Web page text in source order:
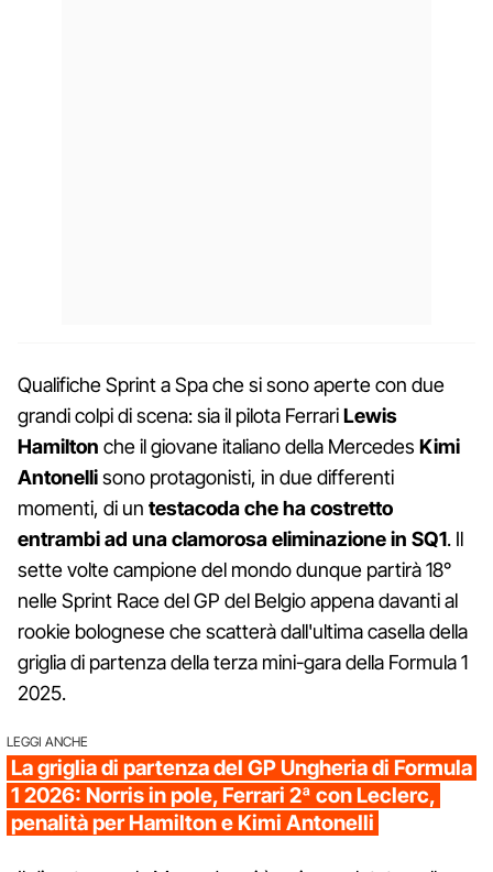
Qualifiche Sprint a Spa che si sono aperte con due
grandi colpi di scena: sia il pilota FerrariLewis
Hamilton che il giovane italiano della Mercedes Kimi
Antonellisono protagonisti, in due differenti
momenti, di un testacoda che ha costretto
entrambi ad una clamorosa eliminazione in SQ1. Il
sette volte campione del mondo dunque partirà 18°
nelle Sprint Race del GP del Belgio appena davanti al
rookie bolognese che scatterà dall'ultima casella della
griglia di partenza della terza mini-gara della Formula 1
2025.
LEGGI ANCHE
La griglia di partenza del GP Ungheria di Formula
1 2026: Norris in pole, Ferrari 2ª con Leclerc,
penalità per Hamilton e Kimi Antonelli